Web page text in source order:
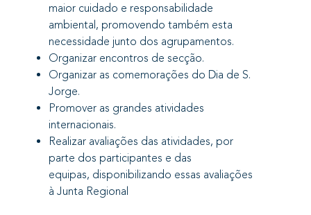
maior cuidado e responsabilidade
ambiental, promovendo também esta
necessidade junto dos agrupamentos.
Organizar encontros de secção.
Organizar as comemorações do Dia de S.
Jorge.
Promover as grandes atividades
internacionais.
Realizar avaliações das atividades, por
parte dos participantes e das
equipas, disponibilizando essas avaliações
à Junta Regional